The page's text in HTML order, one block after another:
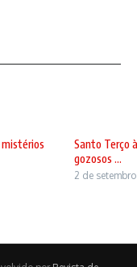
mistérios
Santo Terço
gozosos ...
2 de